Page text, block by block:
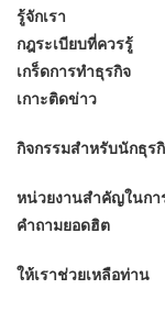
รู้จักเรา
กฎระเบียบที่ควรรู้
เกร็ดการทำธุรกิจ
เกาะติดข่าว
กิจกรรมสำหรับนักธุร
หน่วยงานสำคัญในกา
คำถามยอดฮิต
ให้เราช่วยเหลือท่าน